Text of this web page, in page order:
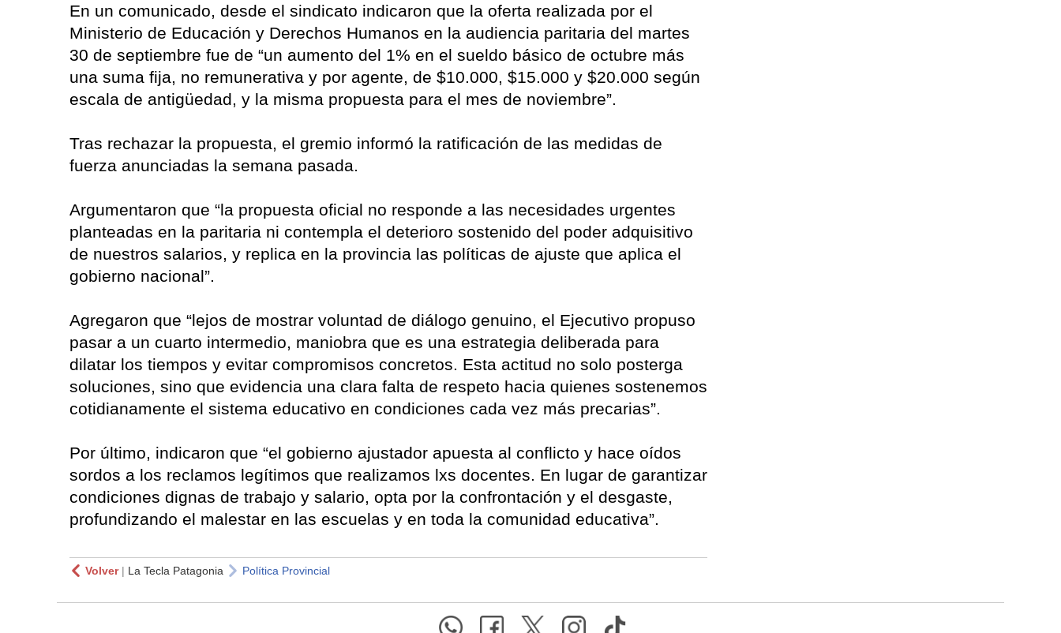
En un comunicado, desde el sindicato indicaron que la oferta realizada por el
Ministerio de Educación y Derechos Humanos en la audiencia paritaria del martes
30 de septiembre fue de “un aumento del 1% en el sueldo básico de octubre más
una suma fija, no remunerativa y por agente, de $10.000, $15.000 y $20.000 según
escala de antigüedad, y la misma propuesta para el mes de noviembre”.
Tras rechazar la propuesta, el gremio informó la ratificación de las medidas de
fuerza anunciadas la semana pasada.
Argumentaron que “la propuesta oficial no responde a las necesidades urgentes
planteadas en la paritaria ni contempla el deterioro sostenido del poder adquisitivo
de nuestros salarios, y replica en la provincia las políticas de ajuste que aplica el
gobierno nacional”.
Agregaron que “lejos de mostrar voluntad de diálogo genuino, el Ejecutivo propuso
pasar a un cuarto intermedio, maniobra que es una estrategia deliberada para
dilatar los tiempos y evitar compromisos concretos. Esta actitud no solo posterga
soluciones, sino que evidencia una clara falta de respeto hacia quienes sostenemos
cotidianamente el sistema educativo en condiciones cada vez más precarias”.
Por último, indicaron que “el gobierno ajustador apuesta al conflicto y hace oídos
sordos a los reclamos legítimos que realizamos lxs docentes. En lugar de garantizar
condiciones dignas de trabajo y salario, opta por la confrontación y el desgaste,
profundizando el malestar en las escuelas y en toda la comunidad educativa”.
Volver| La Tecla Patagonia Política Provincial